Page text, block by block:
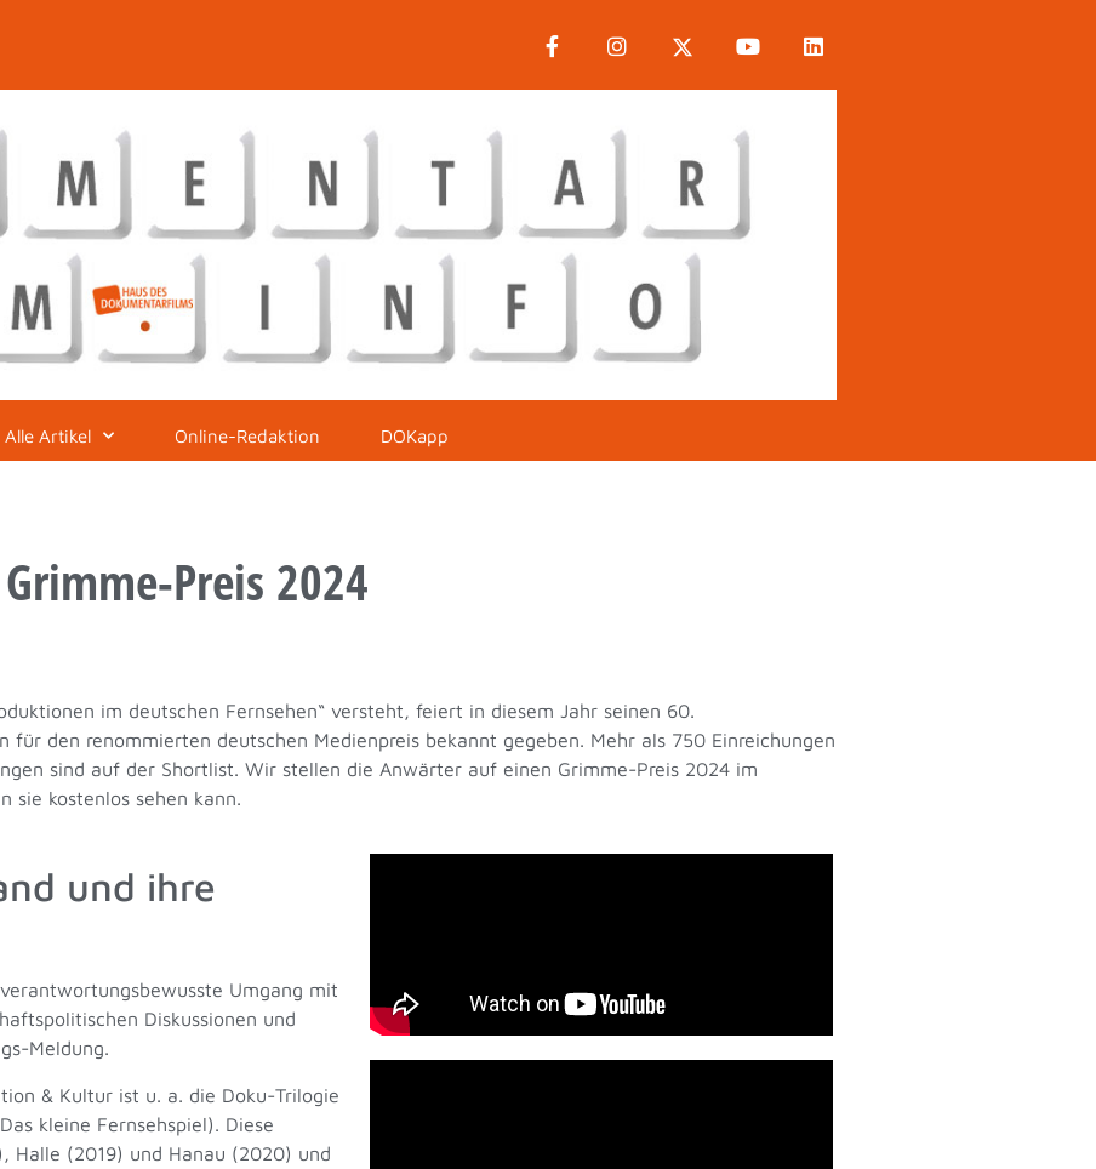
Alle Artikel Online-Redaktion DOKapp
Preis 2024
im deutschen Fernsehen“ versteht, feiert in diesem Jahr seinen 60.
für den renommierten deutschen Medienpreis bekannt gegeben. Mehr als 750 Einreichungen
sind auf der Shortlist. Wir stellen die Anwärter auf einen Grimme-Preis 2024 im
kostenlos sehen kann.
und ihre
Umgang mit
Diskussionen und
Meldung.
& Kultur ist u. a. die Doku-Trilogie
kleine Fernsehspiel). Diese
Halle (2019) und Hanau (2020) und